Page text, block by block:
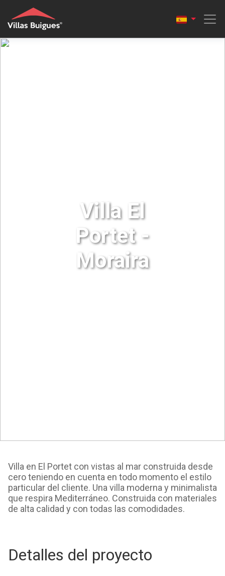
Villa El
Portet -
Moraira
Villa en El Portet con vistas al mar construida desde
cero teniendo en cuenta en todo momento el estilo
particular del cliente. Una villa moderna y minimalista
que respira Mediterráneo. Construida con materiales
de alta calidad y con todas las comodidades.
Detalles del proyecto